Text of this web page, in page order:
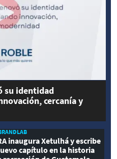
su identidad
cercanía y
inaugura Xetulhá y escribe
capítulo en la historia